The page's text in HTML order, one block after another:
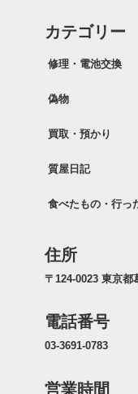
カテゴリー
修理・電池交換
偽物
買取・預かり
質屋日記
食べたもの・行っ
住所
〒124-0023 東京都
電話番号
03-3691-0783
営業時間